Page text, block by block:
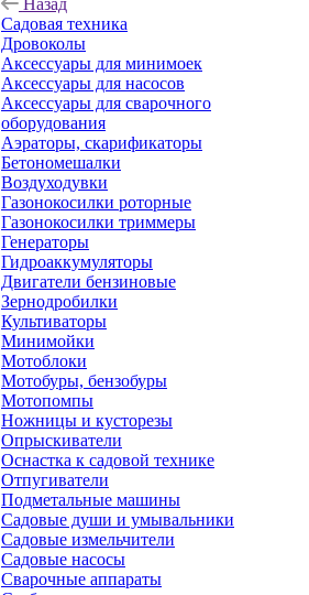
Назад
Садовая техника
Дровоколы
Аксессуары для минимоек
Аксессуары для насосов
Аксессуары для сварочного
оборудования
Аэраторы, скарификаторы
Бетономешалки
Воздуходувки
Газонокосилки роторные
Газонокосилки триммеры
Генераторы
Гидроаккумуляторы
Двигатели бензиновые
Зернодробилки
Культиваторы
Минимойки
Мотоблоки
Мотобуры, бензобуры
Мотопомпы
Ножницы и кусторезы
Опрыскиватели
Оснастка к садовой технике
Отпугиватели
Подметальные машины
Садовые души и умывальники
Садовые измельчители
Садовые насосы
Сварочные аппараты